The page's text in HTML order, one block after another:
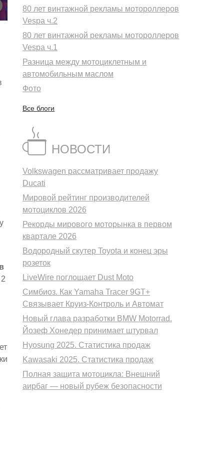
80 лет винтажной рекламы мотороллеров
Vespa ч.2
80 лет винтажной рекламы мотороллеров
Vespa ч.1
Разница между мотоциклетным и
автомобильным маслом
Фото
Все блоги
НОВОСТИ
Volkswagen рассматривает продажу
Ducati
Мировой рейтинг производителей
мотоциклов 2026
Рекорды мирового моторынка в первом
квартале 2026
Водородный скутер Toyota и конец эры
розеток
LiveWire поглощает Dust Moto
Симбиоз. Как Yamaha Tracer 9GT+
Связывает Круиз-Контроль и Автомат
Новый глава разработки BMW Motorrad.
Йозеф Хонедер принимает штурвал
Hyosung 2025. Статистика продаж
Kawasaki 2025. Статистика продаж
Полная защита мотоцикла: Внешний
аирбаг — новый рубеж безопасности